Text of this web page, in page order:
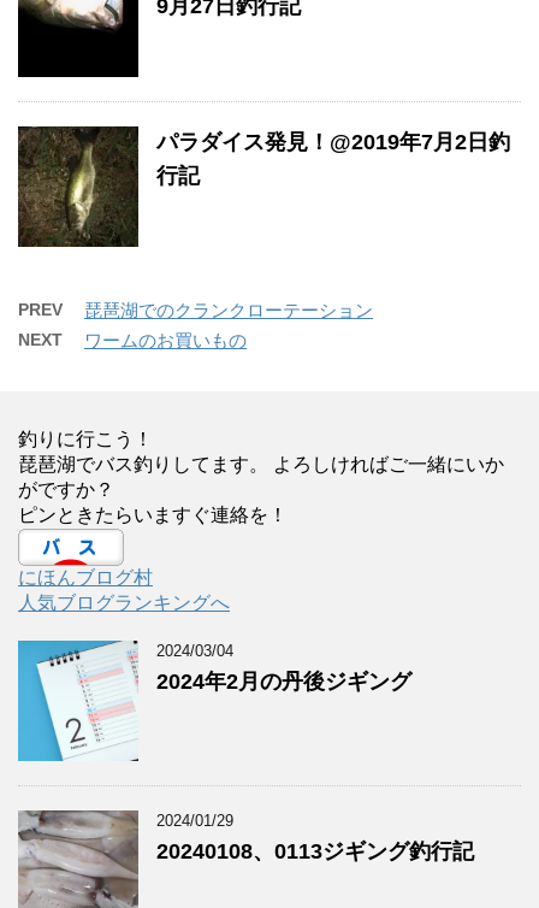
9月27日釣行記
パラダイス発見！@2019年7月2日釣
行記
PREV 琵琶湖でのクランクローテーション
NEXT ワームのお買いもの
釣りに行こう！
琵琶湖でバス釣りしてます。 よろしければご一緒にいか
がですか？
ピンときたらいますぐ連絡を！
にほんブログ村
人気ブログランキングへ
2024/03/04
2024年2月の丹後ジギング
2024/01/29
20240108、0113ジギング釣行記